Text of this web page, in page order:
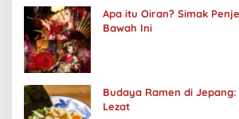
Apa itu Oiran? Simak
Bawah Ini
Budaya Ramen di
Lezat